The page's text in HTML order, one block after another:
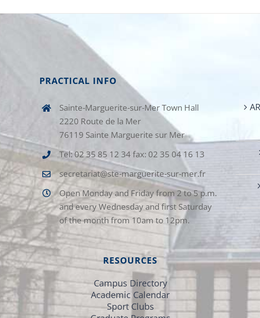
PRACTICAL INFO
Sainte-Marguerite-sur-Mer Town Hall
2220 Route de la Mer
76119 Sainte Marguerite sur Mer
Tel: 02 35 85 12 34 fax: 02 35 04 16 13
secretariat@ste-marguerite-sur-mer.fr
Open Monday and Friday from 2 to 5 p.m.
and every Wednesday and first Saturday
of the month from 10am to 12pm.
RESOURCES
Campus Directory
Academic Calendar
Sport Clubs